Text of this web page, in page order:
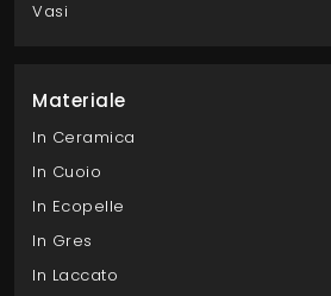
Vasi
Materiale
In Ceramica
In Cuoio
In Ecopelle
In Gres
In Laccato